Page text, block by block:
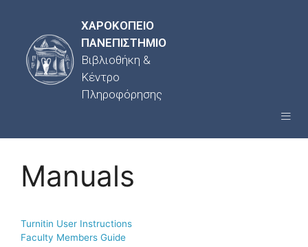
ΧΑΡΟΚΟΠΕΙΟ
ΠΑΝΕΠΙΣΤΗΜΙΟ
Βιβλιοθήκη &
Κέντρο
Πληροφόρησης
Manuals
Turnitin User Instructions
Faculty Members Guide